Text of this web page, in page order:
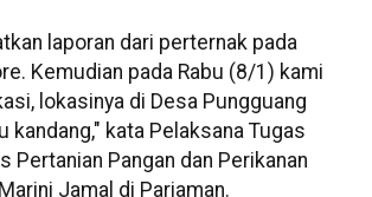
laporan dari perternak pada
Kemudian pada Rabu (8/1) kami
lokasinya di Desa Pungguang
kandang," kata Pelaksana Tugas
Pertanian Pangan dan Perikanan
Jamal di Pariaman.